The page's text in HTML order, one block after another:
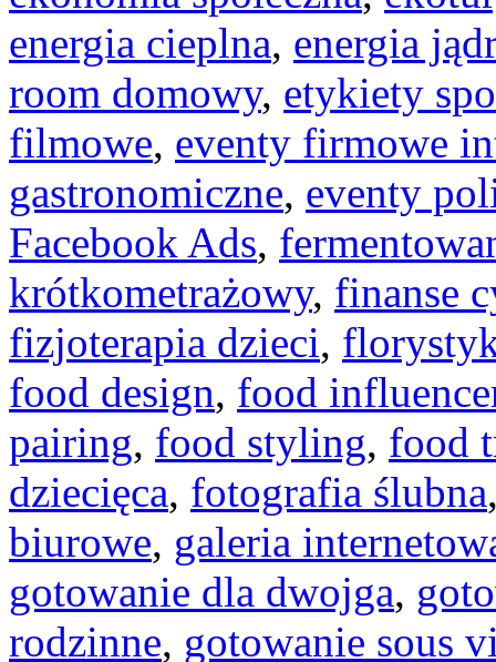
energia cieplna, energia
room domowy, etykiety
filmowe, eventy firmowe
gastronomiczne, eventy
Facebook Ads,
krótkometrażowy, finanse
fizjoterapia dzieci,
food design, food
pairing, food styling, food
dziecięca, fotografia ślubna
biurowe, galeria
gotowanie dla dwojga,
rodzinne, gotowanie sous